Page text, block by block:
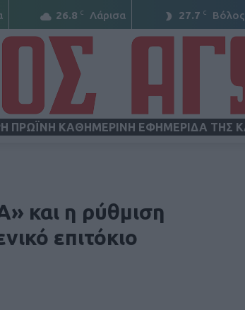
26.8 C Λάρισα 27.7 C Βόλος
ΠΡΩΪΝΗ ΚΑΘΗΜΕΡΙΝΗ ΕΦΗΜΕΡΙΔΑ ΤΗΣ
και η ρύθμιση
επιτόκιο